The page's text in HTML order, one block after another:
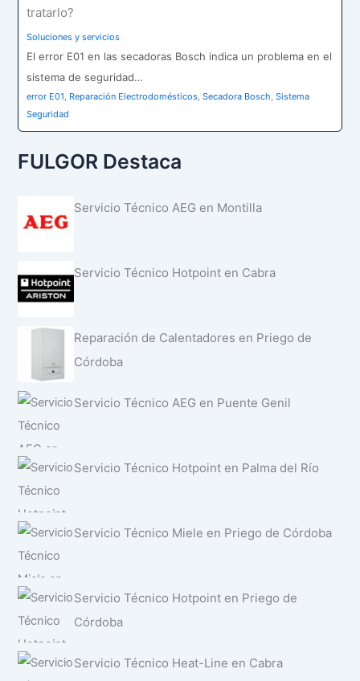
tratarlo?
Soluciones y servicios
El error E01 en las secadoras Bosch indica un problema en el
sistema de seguridad…
error E01, Reparación Electrodomésticos,Secadora Bosch,Sistema
Seguridad
FULGOR Destaca
Servicio Técnico AEG en Montilla
Servicio Técnico Hotpoint en Cabra
Reparación de Calentadores en Priego de
Córdoba
Servicio Técnico AEG en Puente Genil
Servicio Técnico Hotpoint en Palma del Río
Servicio Técnico Miele en Priego de Córdoba
Servicio Técnico Hotpoint en Priego de
Córdoba
Servicio Técnico Heat-Line en Cabra